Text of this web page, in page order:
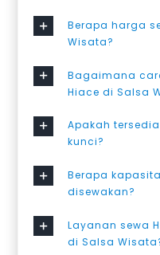
Berapa harga
Wisata?
Bagaimana
Hiace di Salsa
Apakah
kunci?
Berapa
disewakan?
Layanan sewa
di Salsa